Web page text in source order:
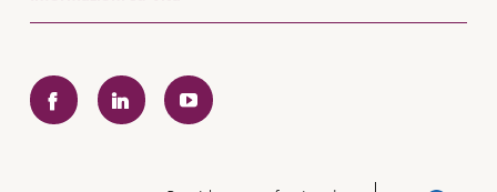
FacebookLinkedInYouTube